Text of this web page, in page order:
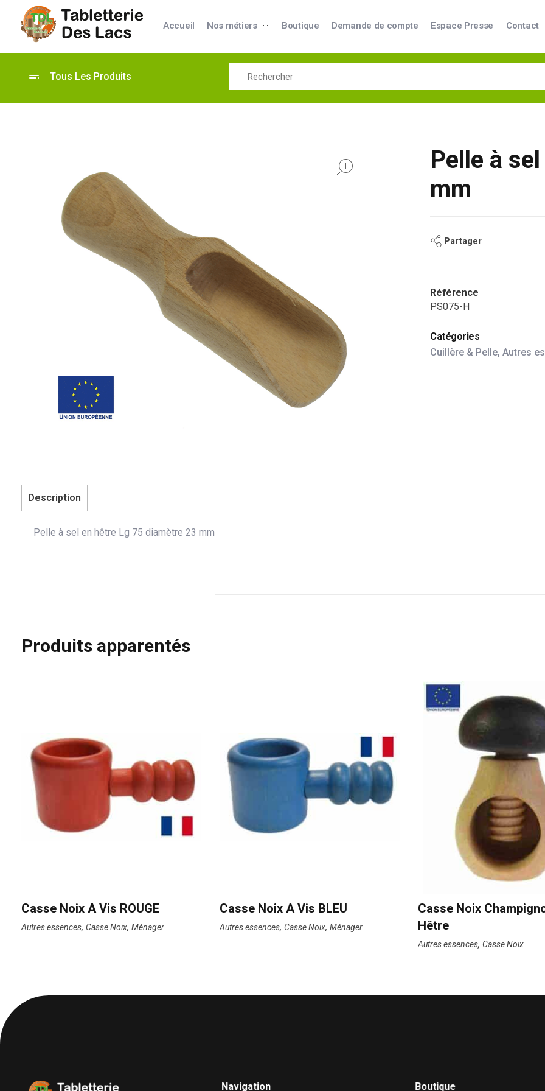
Tabletterie des Lacs
Accueil Nos métiers Boutique Demande de compte Espace Presse Contact
Tous Les Produits
Pelle à
mm
Partager
Référence
PS075-H
Catégories
Cuillère & Pelle, Autres
Description
Pelle à sel en hêtre Lg 75 diamètre 23 mm
Produits apparentés
Casse Noix A Vis ROUGE
Autres essences, Casse Noix, Ménager
Casse Noix A Vis BLEU
Autres essences, Casse Noix, Ménager
Casse Noix
Hêtre
Autres essences, Casse Noix
Navigation Boutique